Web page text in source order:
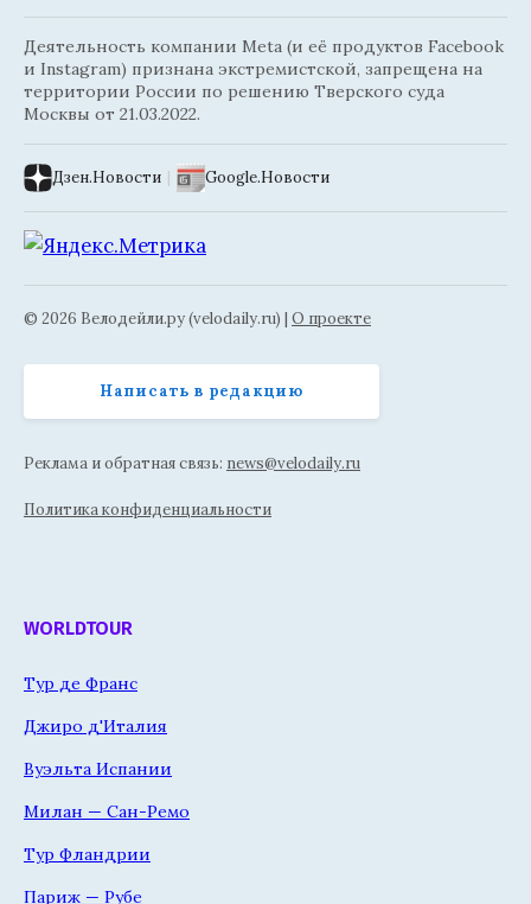
Деятельность компании Meta (и её продуктов Facebook
и Instagram) признана экстремистской, запрещена на
территории России по решению Тверского суда
Москвы от 21.03.2022.
Дзен.Новости | Google.Новости
© 2026 Велодейли.ру (velodaily.ru) | О проекте
Написать в редакцию
Реклама и обратная связь: news@velodaily.ru
Политика конфиденциальности
WORLDTOUR
Тур де Франс
Джиро д'Италия
Вуэльта Испании
Милан — Сан-Ремо
Тур Фландрии
Париж — Рубе